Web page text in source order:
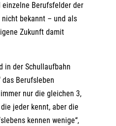
Berufsfelder der
bekannt – und als
Zukunft damit
in der Schullaufbahn
Berufsleben
nur die gleichen 3,
jeder kennt, aber die
kennen wenige“,